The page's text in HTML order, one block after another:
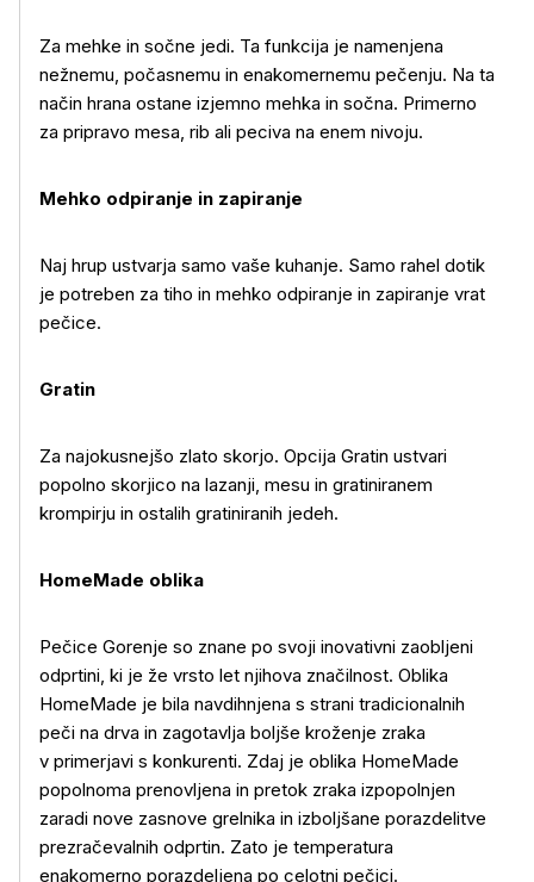
Več o izdelku
Za mehke in sočne jedi. Ta funkcija je namenjena
nežnemu, počasnemu in enakomernemu pečenju. Na ta
način hrana ostane izjemno mehka in sočna. Primerno
za pripravo mesa, rib ali peciva na enem nivoju.
Mehko odpiranje in zapiranje
Naj hrup ustvarja samo vaše kuhanje. Samo rahel dotik
je potreben za tiho in mehko odpiranje in zapiranje vrat
pečice.
Gratin
Za najokusnejšo zlato skorjo. Opcija Gratin ustvari
popolno skorjico na lazanji, mesu in gratiniranem
krompirju in ostalih gratiniranih jedeh.
HomeMade oblika
Pečice Gorenje so znane po svoji inovativni zaobljeni
odprtini, ki je že vrsto let njihova značilnost. Oblika
HomeMade je bila navdihnjena s strani tradicionalnih
peči na drva in zagotavlja boljše kroženje zraka
v primerjavi s konkurenti. Zdaj je oblika HomeMade
popolnoma prenovljena in pretok zraka izpopolnjen
zaradi nove zasnove grelnika in izboljšane porazdelitve
prezračevalnih odprtin. Zato je temperatura
enakomerno porazdeljena po celotni pečici.